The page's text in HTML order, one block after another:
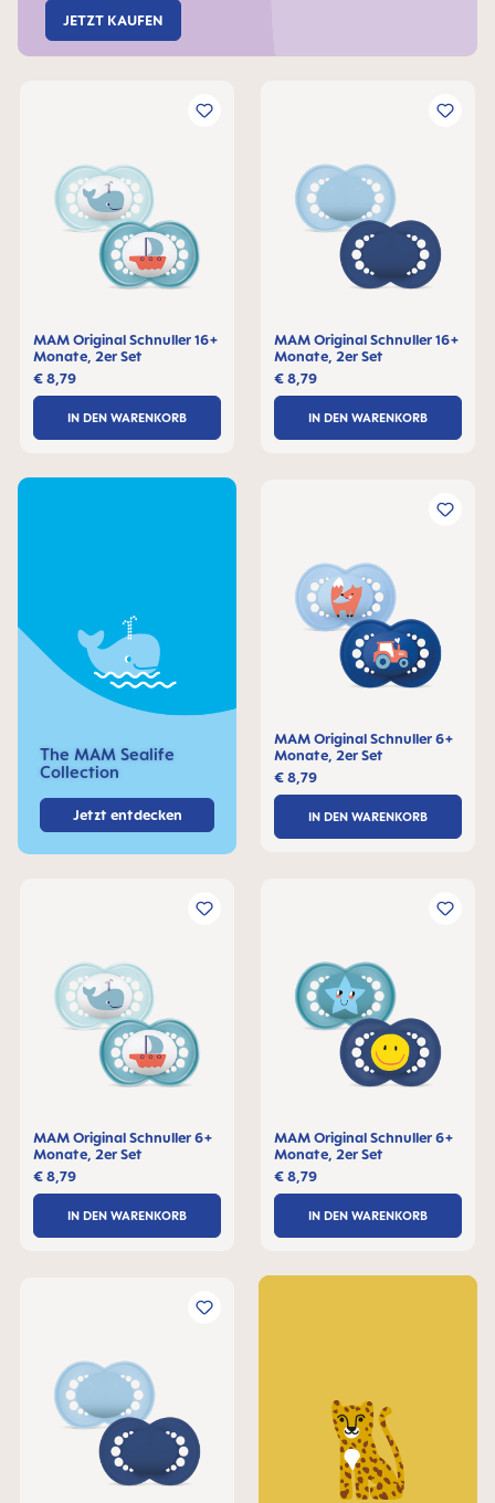
The MAM Sealife
Collection
Jetzt entdecken
JETZT KAUFEN
MAM Original Schnuller 16+
Monate, 2er Set
€ 8,79
IN DEN WARENKORB
MAM Original Schnuller 16+
Monate, 2er Set
€ 8,79
IN DEN WARENKORB
MAM Original Schnuller 6+
Monate, 2er Set
€ 8,79
IN DEN WARENKORB
MAM Original Schnuller 6+
Monate, 2er Set
€ 8,79
IN DEN WARENKORB
MAM Original Schnuller 6+
Monate, 2er Set
€ 8,79
IN DEN WARENKORB